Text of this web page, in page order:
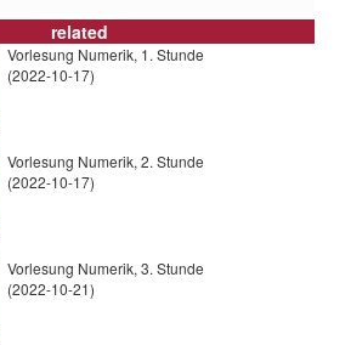
related
Vorlesung Numerik, 1. Stunde
(2022-10-17)
Vorlesung Numerik, 2. Stunde
(2022-10-17)
Vorlesung Numerik, 3. Stunde
(2022-10-21)